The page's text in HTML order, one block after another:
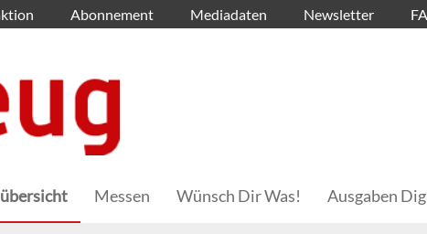
Abonnement Mediadaten Newsletter
Messen Wünsch Dir Was! Ausgaben